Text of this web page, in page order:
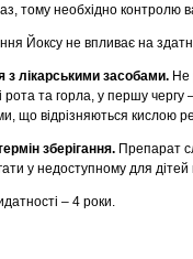
тому необхідно контролю
Йоксу не впливає на
з лікарськими засобами. Не
рота та горла, у першу чергу
що відрізняються кислою
зберігання. Препарат
у недоступному для дітей
– 4 роки.